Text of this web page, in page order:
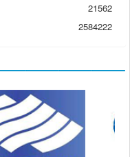
21562
2584222